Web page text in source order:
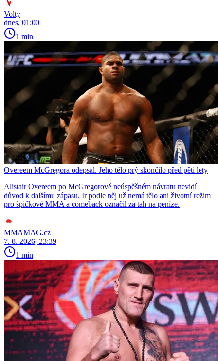
Volty
dnes, 01:00
1 min
Overeem McGregora odepsal. Jeho tělo prý skončilo před pěti lety
Alistair Overeem po McGregorově neúspěšném návratu nevidí
důvod k dalšímu zápasu. Ir podle něj už nemá tělo ani životní režim
pro špičkové MMA a comeback označil za tah na peníze.
MMAMAG.cz
7. 8. 2026, 23:39
1 min